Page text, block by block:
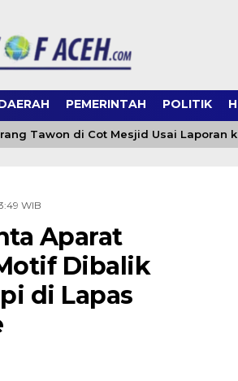
PEMERINTAH POLITIK
Tawon di Cot Mesjid Usai Laporan ke
WIB
Aparat
Dibalik
di Lapas